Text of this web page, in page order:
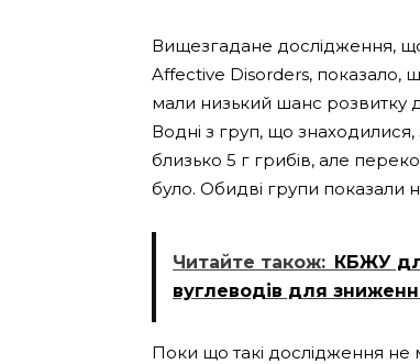
Вищезгадане дослідження,
Affective Disorders, показало,
мали низький шанс розвитку
Водні з груп, що
близько 5 г грибів, але
було. Обидві групи показали
Читайте також: КБЖУ
вуглеводів для
Поки що такі дослідження не